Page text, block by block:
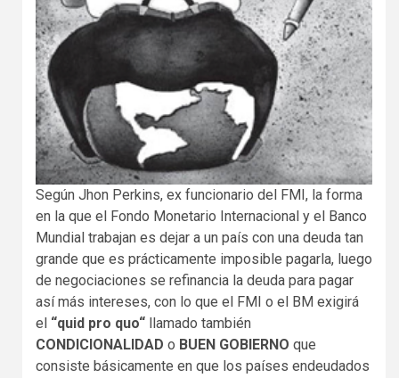
Según Jhon Perkins, ex funcionario del FMI, la forma
en la que el Fondo Monetario Internacional y el Banco
Mundial trabajan es dejar a un país con una deuda tan
grande que es prácticamente imposible pagarla, luego
de negociaciones se refinancia la deuda para pagar
así más intereses, con lo que el FMI o el BM exigirá
el “quid pro quo“ llamado también
CONDICIONALIDAD o BUEN GOBIERNO que
consiste básicamente en que los países endeudados